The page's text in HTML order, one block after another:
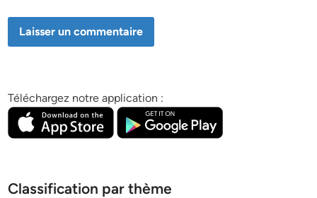
Téléchargez notre application :
Classification par thème